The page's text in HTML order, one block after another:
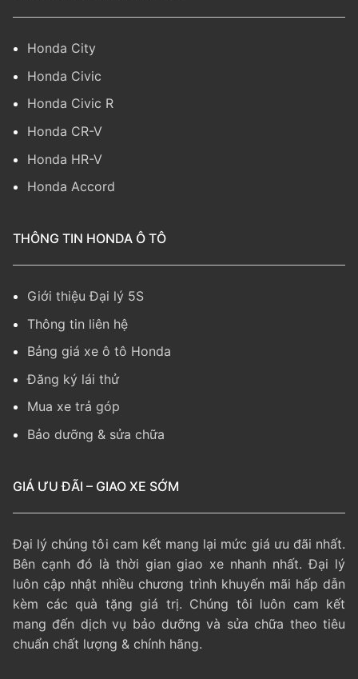
Honda City
Honda Civic
Honda Civic R
Honda CR-V
Honda HR-V
Honda Accord
THÔNG TIN HONDA Ô TÔ
Giới thiệu Đại lý 5S
Thông tin liên hệ
Bảng giá xe ô tô Honda
Đăng ký lái thử
Mua xe trả góp
Bảo dưỡng & sửa chữa
GIÁ ƯU ĐÃI – GIAO XE SỚM
Đại lý chúng tôi cam kết mang lại mức giá ưu đãi nhất.
Bên cạnh đó là thời gian giao xe nhanh nhất. Đại lý
luôn cập nhật nhiều chương trình khuyến mãi hấp dẫn
kèm các quà tặng giá trị. Chúng tôi luôn cam kết
mang đến dịch vụ bảo dưỡng và sửa chữa theo tiêu
chuẩn chất lượng & chính hãng.